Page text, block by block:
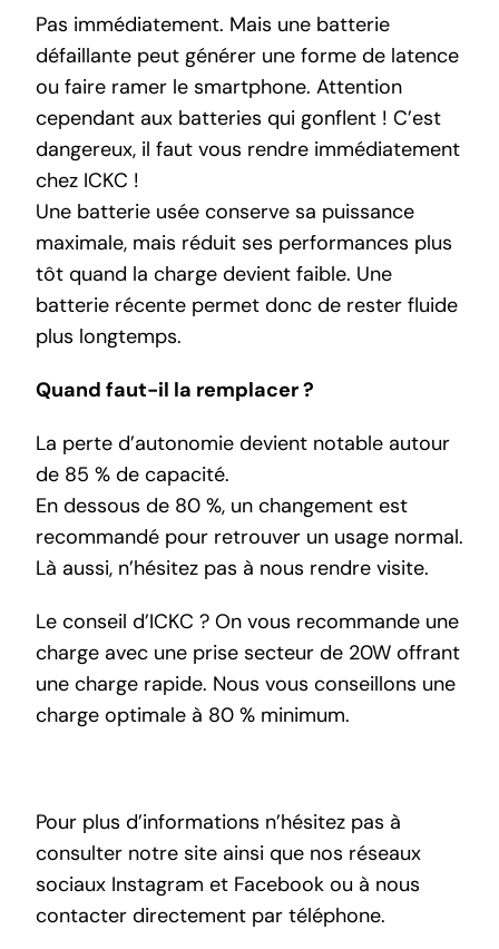
Pas immédiatement. Mais une batterie
défaillante peut générer une forme de latence
ou faire ramer le smartphone. Attention
cependant aux batteries qui gonflent ! C’est
dangereux, il faut vous rendre immédiatement
chez ICKC !
Une batterie usée conserve sa puissance
maximale, mais réduit ses performances plus
tôt quand la charge devient faible. Une
batterie récente permet donc de rester fluide
plus longtemps.
Quand faut-il la remplacer ?
La perte d’autonomie devient notable autour
de 85 % de capacité.
En dessous de 80 %, un changement est
recommandé pour retrouver un usage normal.
Là aussi, n’hésitez pas à nous rendre visite.
Le conseil d’ICKC ? On vous recommande une
charge avec une prise secteur de 20W offrant
une charge rapide. Nous vous conseillons une
charge optimale à 80 % minimum.
Pour plus d’informations n’hésitez pas à
consulter notre siteainsi que nos réseaux
sociaux Instagram et Facebookou à nous
contacter directement par téléphone.